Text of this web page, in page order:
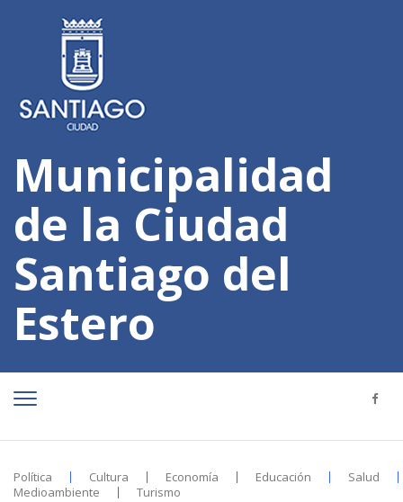
Municipalidad
de la Ciudad
Santiago del
Estero
Política Cultura Economía Educación
Salud
Medioambiente
Turismo